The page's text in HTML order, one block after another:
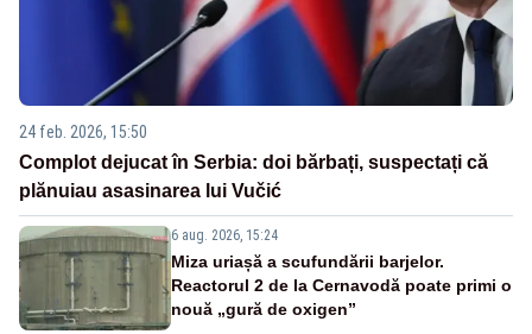
24 feb. 2026, 15:50
Complot dejucat în Serbia: doi bărbați, suspectați că
plănuiau asasinarea lui Vučić
6 aug. 2026, 15:24
Miza uriașă a scufundării barjelor.
Reactorul 2 de la Cernavodă poate primi o
nouă „gură de oxigen”